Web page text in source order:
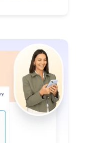
Images